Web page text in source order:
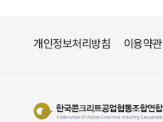
개인정보처리방침 이용약관